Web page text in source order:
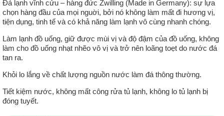
Đá lạnh vĩnh cửu – hàng đức Zwilling (Made in Germany): sự lựa
chọn hàng đầu của mọi nguời, bởi nó không làm mất đi hương vị,
tiện dụng, tinh tế và có khả năng làm lạnh vô cùng nhanh chóng.
Làm lạnh đồ uống, giữ được mùi vị và độ đậm của đồ uống, không
làm cho đồ uống nhạt nhẽo vô vị và trở nên loãng toẹt do nước đá
tan ra.
Khỏi lo lắng về chất lượng nguồn nước làm đá thông thường.
Tiết kiệm nước, không mất công rửa tủ lạnh, không lo tủ lạnh bị
đóng tuyết.